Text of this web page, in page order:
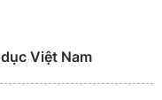
Việt Nam